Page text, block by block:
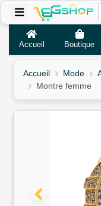
Accueil Boutique
Accueil Mode
Montre femme